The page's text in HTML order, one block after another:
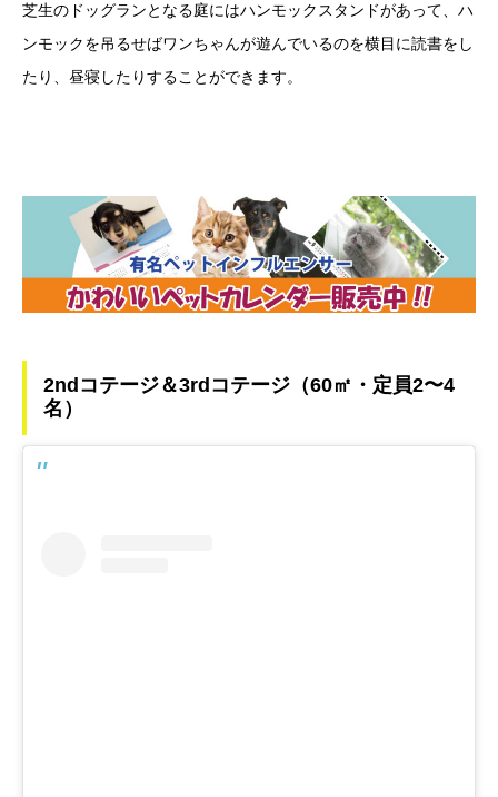
芝生のドッグランとなる庭にはハンモックスタンドがあって、ハ
ンモックを吊るせばワンちゃんが遊んでいるのを横目に読書をし
たり、昼寝したりすることができます。
2ndコテージ＆3rdコテージ（60㎡・定員2〜4
名）